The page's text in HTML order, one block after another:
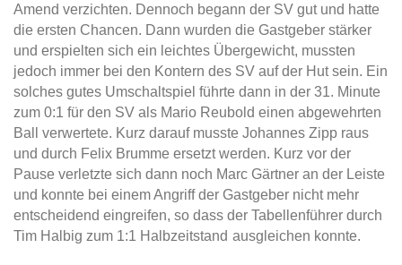
Amend verzichten. Dennoch begann der SV gut und hatte
die ersten Chancen. Dann wurden die Gastgeber stärker
und erspielten sich ein leichtes Übergewicht, mussten
jedoch immer bei den Kontern des SV auf der Hut sein. Ein
solches gutes Umschaltspiel führte dann in der 31. Minute
zum 0:1 für den SV als Mario Reubold einen abgewehrten
Ball verwertete. Kurz darauf musste Johannes Zipp raus
und durch Felix Brumme ersetzt werden. Kurz vor der
Pause verletzte sich dann noch Marc Gärtner an der Leiste
und konnte bei einem Angriff der Gastgeber nicht mehr
entscheidend eingreifen, so dass der Tabellenführer durch
Tim Halbig zum 1:1 Halbzeitstand ausgleichen konnte.